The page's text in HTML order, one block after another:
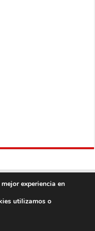
experiencia en
utilizamos o